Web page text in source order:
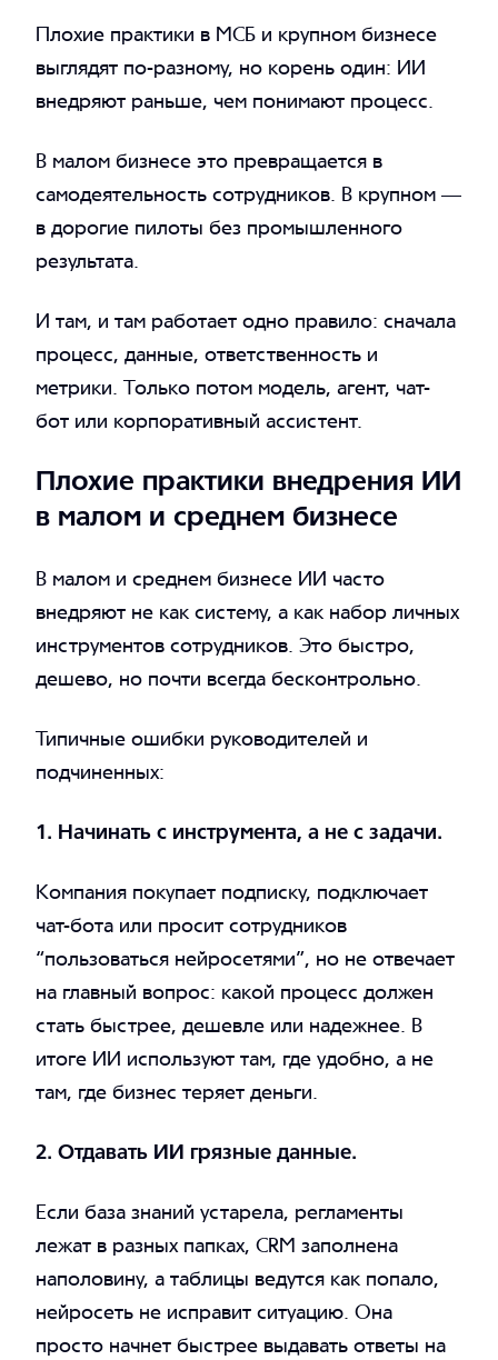
Плохие практики в МСБ и крупном бизнесе
выглядят по-разному, но корень один: ИИ
внедряют раньше, чем понимают процесс.
В малом бизнесе это превращается в
самодеятельность сотрудников. В крупном —
в дорогие пилоты без промышленного
результата.
И там, и там работает одно правило: сначала
процесс, данные, ответственность и
метрики. Только потом модель, агент, чат-
бот или корпоративный ассистент.
Плохие практики внедрения ИИ
в малом и среднем бизнесе
В малом и среднем бизнесе ИИ часто
внедряют не как систему, а как набор личных
инструментов сотрудников. Это быстро,
дешево, но почти всегда бесконтрольно.
Типичные ошибки руководителей и
подчиненных:
1. Начинать с инструмента, а не с задачи.
Компания покупает подписку, подключает
чат-бота или просит сотрудников
“пользоваться нейросетями”, но не отвечает
на главный вопрос: какой процесс должен
стать быстрее, дешевле или надежнее. В
итоге ИИ используют там, где удобно, а не
там, где бизнес теряет деньги.
2. Отдавать ИИ грязные данные.
Если база знаний устарела, регламенты
лежат в разных папках, CRM заполнена
наполовину, а таблицы ведутся как попало,
нейросеть не исправит ситуацию. Она
просто начнет быстрее выдавать ответы на